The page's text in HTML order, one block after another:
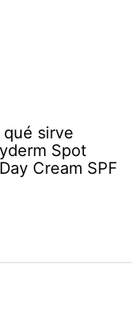
qué sirve
Spot
Cream SPF